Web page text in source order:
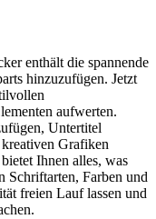
enthält die spannende
hinzuzufügen. Jetzt
aufwerten.
Untertitel
Grafiken
Ihnen alles, was
Schriftarten, Farben und
freien Lauf lassen und